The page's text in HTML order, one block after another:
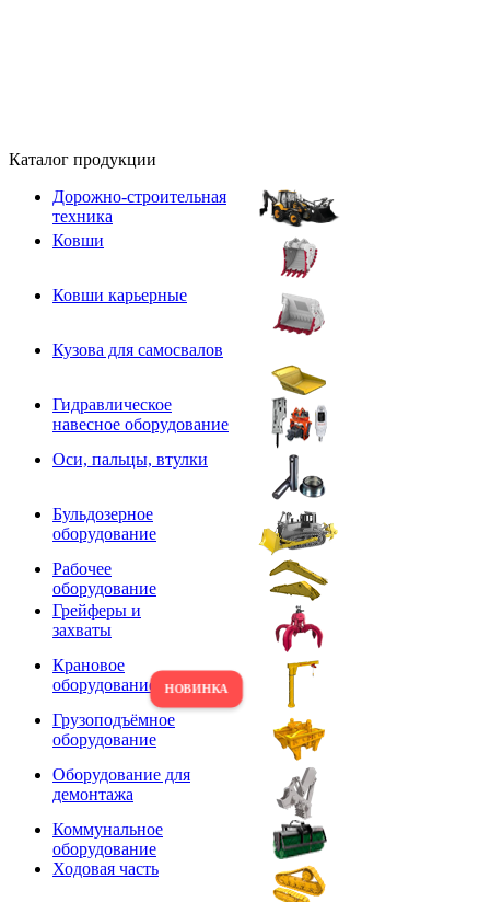
Каталог продукции
Дорожно-строительная
техника
Ковши
Ковши карьерные
Кузова для самосвалов
Гидравлическое
навесное оборудование
Оси, пальцы, втулки
Бульдозерное
оборудование
Рабочее
оборудование
Грейферы и
захваты
Крановое
оборудование
Грузоподъёмное
оборудование
Оборудование для
демонтажа
Коммунальное
оборудование
Ходовая часть